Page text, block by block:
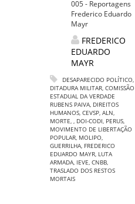
005 - Reportagens
Frederico Eduardo
Mayr
FREDERICO
EDUARDO
MAYR
DESAPARECIDO POLÍTICO,
DITADURA MILITAR, COMISSÃO
ESTADUAL DA VERDADE
RUBENS PAIVA, DIREITOS
HUMANOS, CEVSP, ALN,
MORTE, , DOI-CODI, PERUS,
MOVIMENTO DE LIBERTAÇÃO
POPULAR, MOLIPO,
GUERRILHA, FREDERICO
EDUARDO MAYR, LUTA
ARMADA, IEVE, CNBB,
TRASLADO DOS RESTOS
MORTAIS